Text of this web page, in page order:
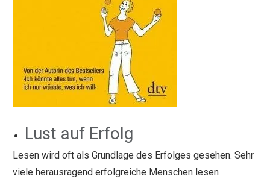
Lust auf Erfolg
Lesen wird oft als Grundlage des Erfolges gesehen. Sehr
viele herausragend erfolgreiche Menschen lesen